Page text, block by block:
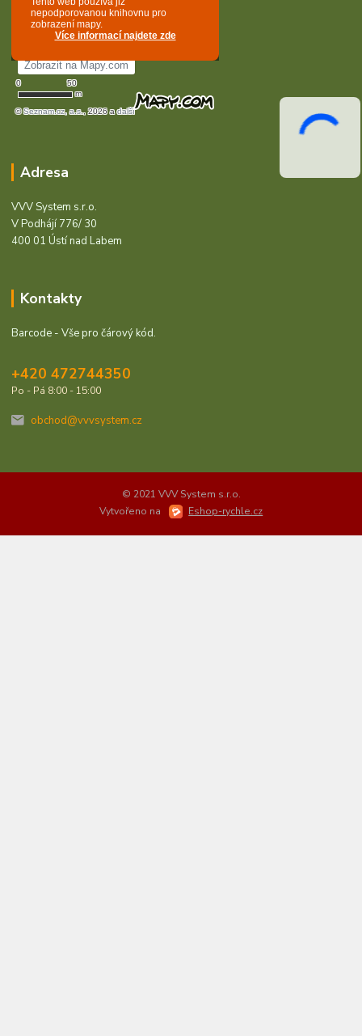
Adresa
VVV System s.r.o.
V Podhájí 776/ 30
400 01 Ústí nad Labem
Kontakty
Barcode - Vše pro čárový kód.
+420 472744350
Po - Pá 8:00 - 15:00
obchod@vvvsystem.cz
© 2021 VVV System s.r.o.
Vytvořeno na
Eshop-rychle.cz